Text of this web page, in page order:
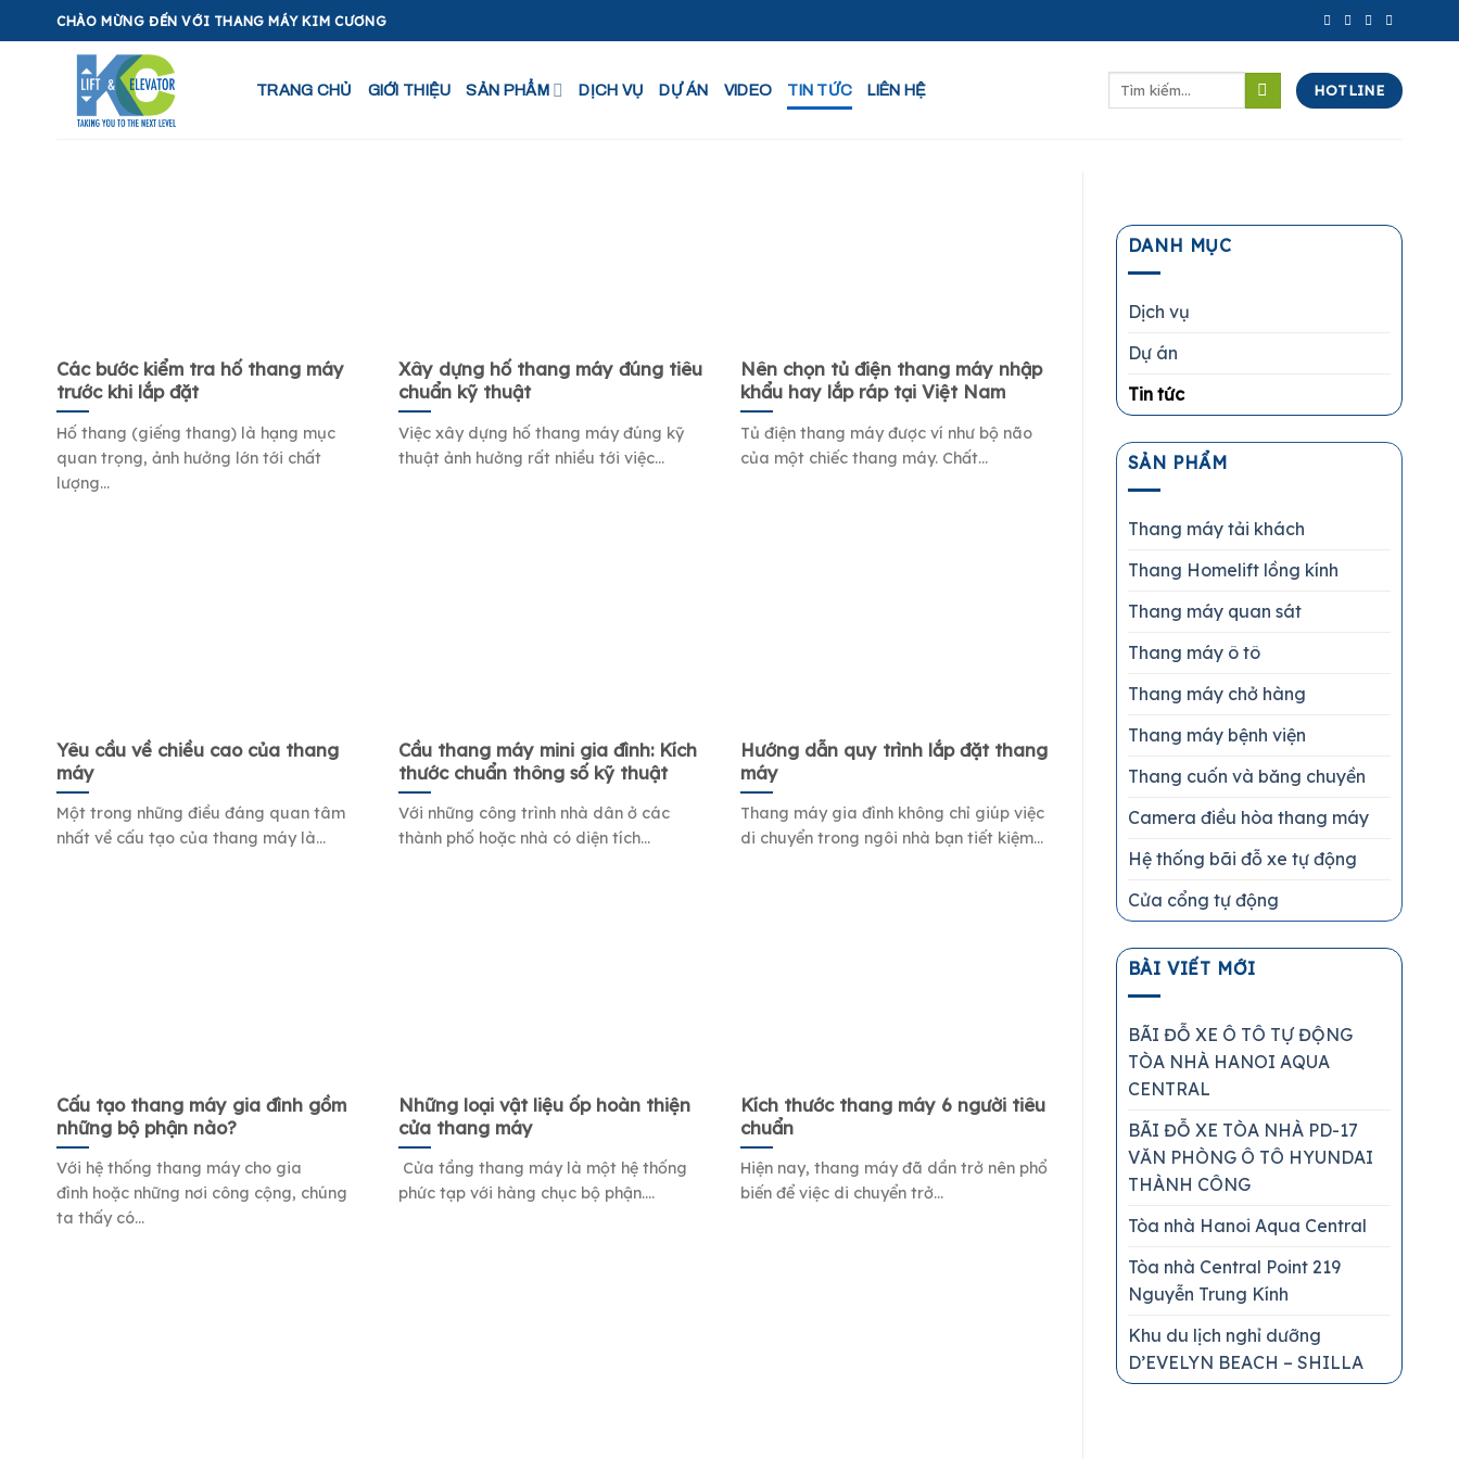
to
CHÀO MỪNG ĐẾN VỚI THANG MÁY KIM CƯƠNG
TRANG CHỦ GIỚI THIỆU SẢN PHẨM DỊCH VỤ DỰ ÁN VIDEO TIN TỨC LIÊN HỆ
Tìm
HOTLINE
Các bước kiểm tra hố thang máy
trước khi lắp đặt
Hố thang (giếng thang) là hạng mục
quan trọng, ảnh hưởng lớn tới chất
lượng...
Xây dựng hố thang máy đúng tiêu
chuẩn kỹ thuật
Việc xây dựng hố thang máy đúng kỹ
thuật ảnh hưởng rất nhiều tới việc...
Nên chọn tủ điện thang máy nhập
khẩu hay lắp ráp tại Việt Nam
Tủ điện thang máy được ví như bộ não
của một chiếc thang máy. Chất...
Yêu cầu về chiều cao của thang
máy
Một trong những điều đáng quan tâm
nhất về cấu tạo của thang máy là...
Cầu thang máy mini gia đình: Kích
thước chuẩn thông số kỹ thuật
Với những công trình nhà dân ở các
thành phố hoặc nhà có diện tích...
Hướng dẫn quy trình lắp đặt thang
máy
Thang máy gia đình không chỉ giúp việc
di chuyển trong ngôi nhà bạn tiết kiệm...
Cấu tạo thang máy gia đình gồm
những bộ phận nào?
Với hệ thống thang máy cho gia
đình hoặc những nơi công cộng, chúng
ta thấy có...
Những loại vật liệu ốp hoàn thiện
cửa thang máy
Cửa tầng thang máy là một hệ thống
phức tạp với hàng chục bộ phận....
Kích thước thang máy 6 người tiêu
chuẩn
Hiện nay, thang máy đã dần trở nên phổ
biến để việc di chuyển trở...
DANH MỤC
Dịch vụ
Dự án
Tin tức
SẢN PHẨM
Thang máy tải khách
Thang Homelift lồng kính
Thang máy quan sát
Thang máy ô tô
Thang máy chở hàng
Thang máy bệnh viện
Thang cuốn và băng chuyền
Camera điều hòa thang máy
Hệ thống bãi đỗ xe tự động
Cửa cổng tự động
BÀI VIẾT MỚI
BÃI ĐỖ XE Ô TÔ TỰ ĐỘNG
TÒA NHÀ HANOI AQUA
CENTRAL
BÃI ĐỖ XE TÒA NHÀ PD-17
VĂN PHÒNG Ô TÔ HYUNDAI
THÀNH CÔNG
Tòa nhà Hanoi Aqua Central
Tòa nhà Central Point 219
Nguyễn Trung Kính
Khu du lịch nghỉ dưỡng
D’EVELYN BEACH – SHILLA